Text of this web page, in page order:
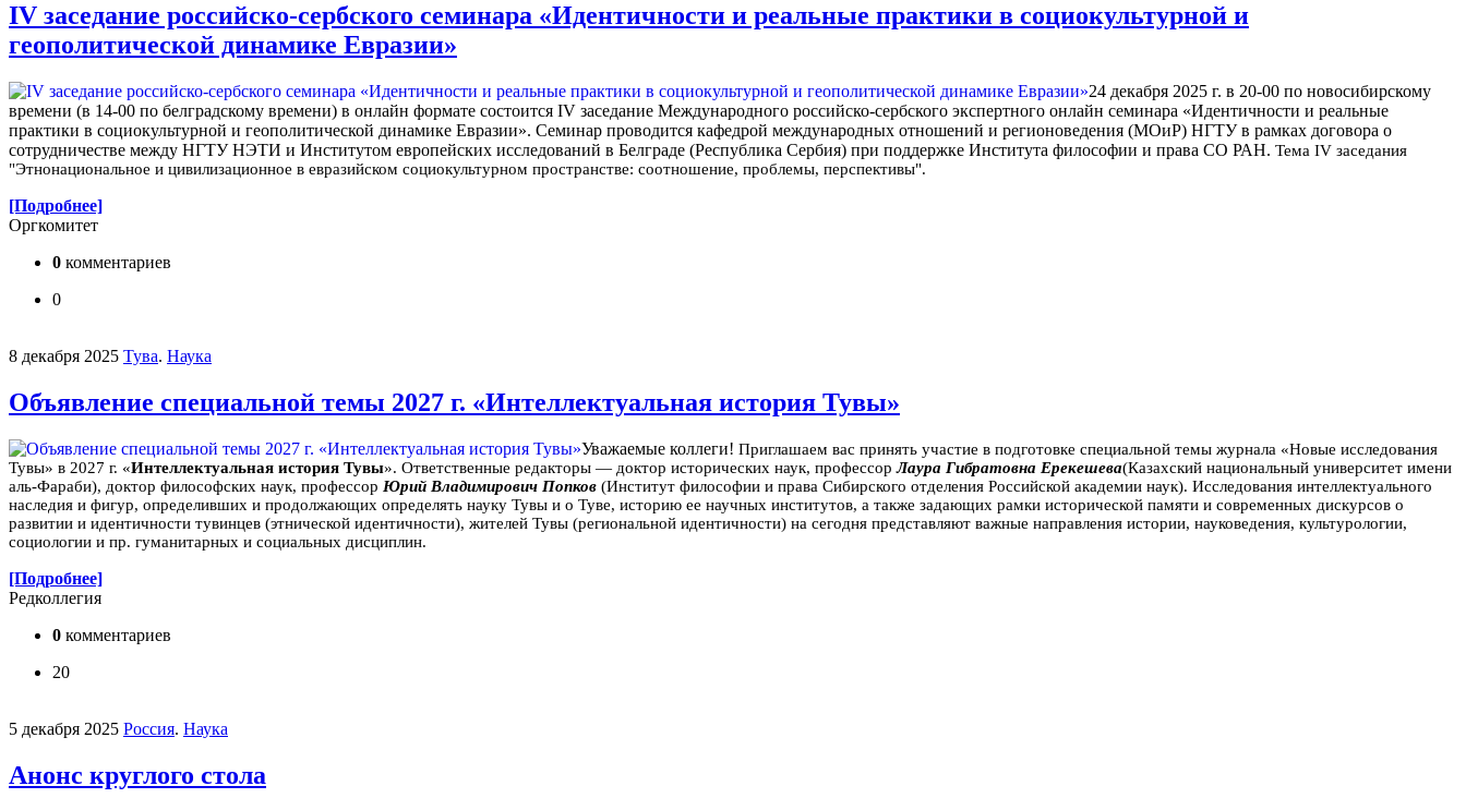
IV заседание российско-сербского семинара «Идентичности и реальные практики в социокультурной и
геополитической динамике Евразии»
24 декабря 2025 г. в 20-00 по новосибирскому
времени (в 14-00 по белградскому времени) в онлайн формате состоится IV заседание Международного российско-сербского экспертного онлайн семинара «Идентичности и реальные
практики в социокультурной и геополитической динамике Евразии». Семинар проводится кафедрой международных отношений и регионоведения (МОиР) НГТУ в рамках договора о
сотрудничестве между НГТУ НЭТИ и Институтом европейских исследований в Белграде (Республика Сербия) при поддержке Института философии и права СО РАН. Тема IV заседания
"Этнонациональное и цивилизационное в евразийском социокультурном пространстве: соотношение, проблемы, перспективы".
[Подробнее]
Оргкомитет
0 комментариев
0
8 декабря 2025 Тува. Наука
Объявление специальной темы 2027 г. «Интеллектуальная история Тувы»
Уважаемые коллеги! Приглашаем вас принять участие в подготовке специальной темы журнала «Новые исследования
Тувы» в 2027 г. «Интеллектуальная история Тувы». Ответственные редакторы — доктор исторических наук, профессорЛаура Гибратовна Ерекешева(Казахский национальный университет имени
аль-Фараби), доктор философских наук, профессор Юрий Владимирович Попков (Институт философии и права Сибирского отделения Российской академии наук). Исследования интеллектуального
наследия и фигур, определивших и продолжающих определять науку Тувы и о Туве, историю ее научных институтов, а также задающих рамки исторической памяти и современных дискурсов о
развитии и идентичности тувинцев (этнической идентичности), жителей Тувы (региональной идентичности) на сегодня представляют важные направления истории, науковедения, культурологии,
социологии и пр. гуманитарных и социальных дисциплин.
[Подробнее]
Редколлегия
0 комментариев
20
5 декабря 2025 Россия. Наука
Анонс круглого стола